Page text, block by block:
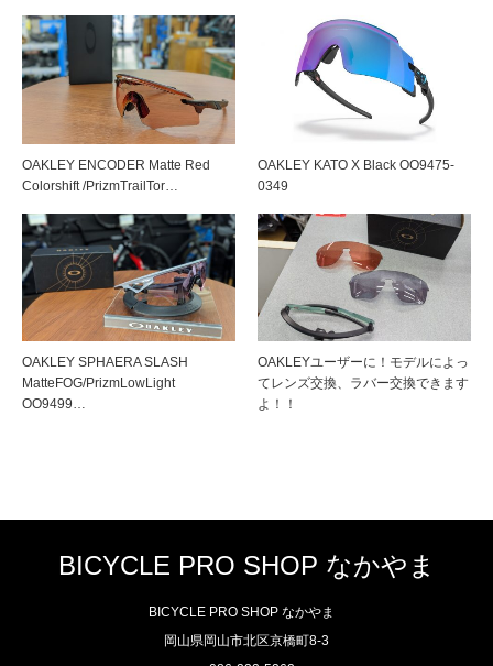
OAKLEY ENCODER Matte Red
Colorshift /PrizmTrailTor…
OAKLEY KATO X Black OO9475-
0349
OAKLEY SPHAERA SLASH
MatteFOG/PrizmLowLight
OO9499…
OAKLEYユーザーに！モデルによっ
てレンズ交換、ラバー交換できます
よ！！
BICYCLE PRO SHOP なかやま
BICYCLE PRO SHOP なかやま
岡山県岡山市北区京橋町8-3